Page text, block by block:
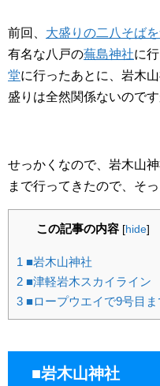
前回、 大盛りの二八そば
有名な八戸の蕪島神社に
堂に行ったあとに、岩木
盛りは全然関係ないので
せっかくなので、岩木山
まで行ってきたので、そ
この記事の内容 [hide]
1 ■岩木山神社
2 ■津軽岩木スカイライン
3 ■ロープウエイで9号目ま
■岩木山神社